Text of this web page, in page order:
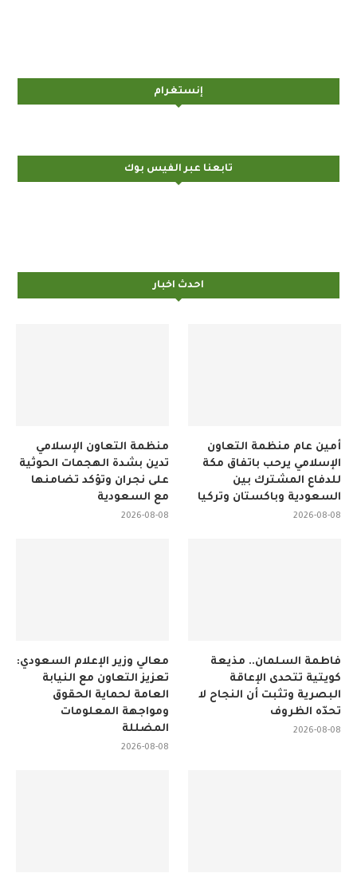
إنستغرام
تابعنا عبر الفيس بوك
احدث اخبار
منظمة التعاون الإسلامي
تدين بشدة الهجمات الحوثية
على نجران وتؤكد تضامنها
مع السعودية
2026-08-08
أمين عام منظمة التعاون
الإسلامي يرحب باتفاق مكة
للدفاع المشترك بين
السعودية وباكستان وتركيا
2026-08-08
معالي وزير الإعلام السعودي:
تعزيز التعاون مع النيابة
العامة لحماية الحقوق
ومواجهة المعلومات
المضللة
2026-08-08
فاطمة السلمان.. مذيعة
كويتية تتحدى الإعاقة
البصرية وتثبت أن النجاح لا
تحدّه الظروف
2026-08-08